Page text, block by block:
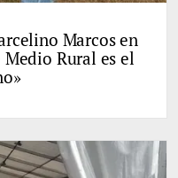
Marcos en
Rural es el